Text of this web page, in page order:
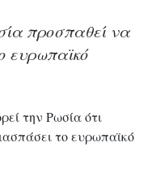
προσπαθεί να
ευρωπαϊκό
την Ρωσία ότι
το ευρωπαϊκό